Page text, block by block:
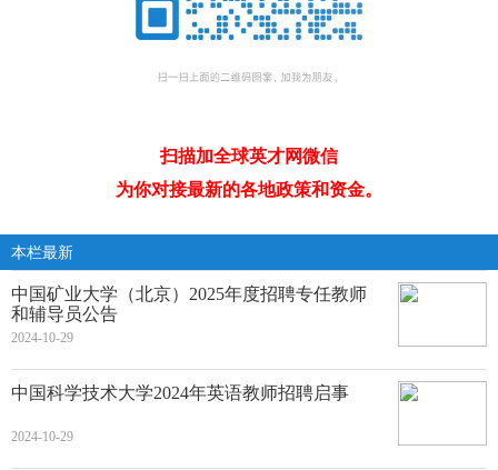
扫描加全球英才网微信
为你对接最新的各地政策和资金。
本栏最新
中国矿业大学（北京）2025年度招聘专任教师
和辅导员公告
2024-10-29
中国科学技术大学2024年英语教师招聘启事
2024-10-29